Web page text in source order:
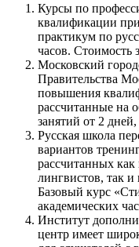
Курсы по
квалификации
практикум по
часов. Стоимость
Московский
Правительства
повышения
рассчитанные на
занятий от 2
Русская школа
вариантов
рассчитанных
лингвистов, так
Базовый курс
академических
Институт
центр имеет